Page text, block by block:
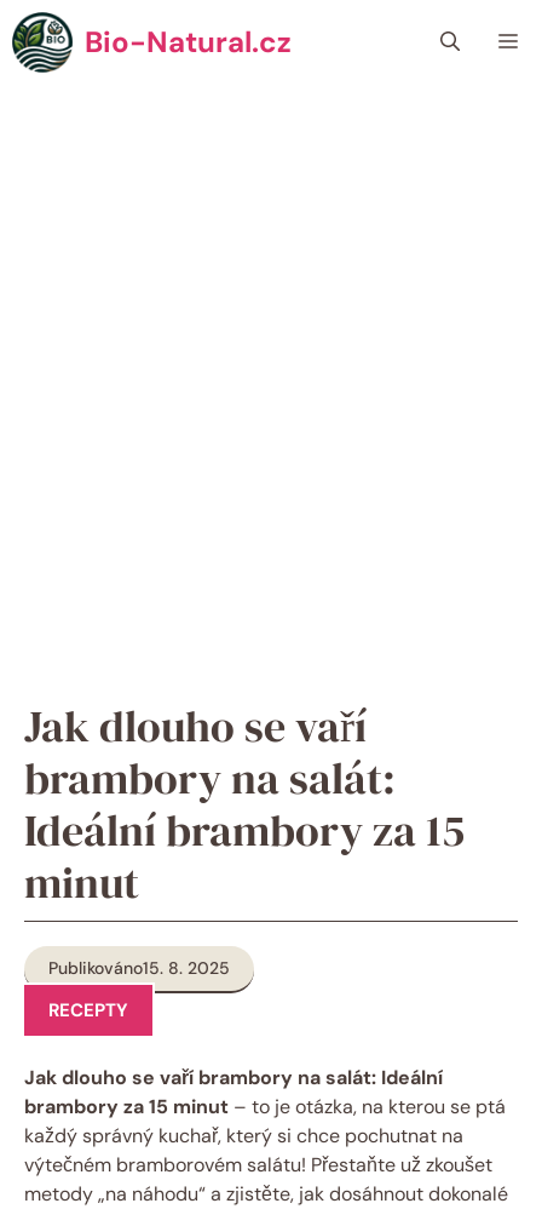
Přeskočit
na
obsah
Bio-Natural.cz
Jak dlouho se vaří
brambory na salát:
Ideální brambory za 15
minut
Publikováno15. 8. 2025
RECEPTY
Jak dlouho se vaří brambory na salát: Ideální
brambory za 15 minut – to je otázka, na kterou se ptá
každý správný kuchař, který si chce pochutnat na
výtečném bramborovém salátu! Přestaňte už zkoušet
metody „na náhodu“ a zjistěte, jak dosáhnout dokonalé